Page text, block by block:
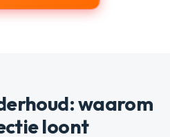
waarom
loont